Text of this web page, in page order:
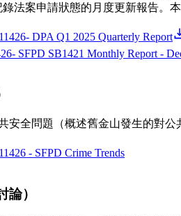
法案申請狀態的月度更新報告。
DPA Q1 2025 Quarterly Report
SFPD SB1421 Monthly Report -
安全問題（概述舊金山發生的對
- SFPD Crime Trends
論）